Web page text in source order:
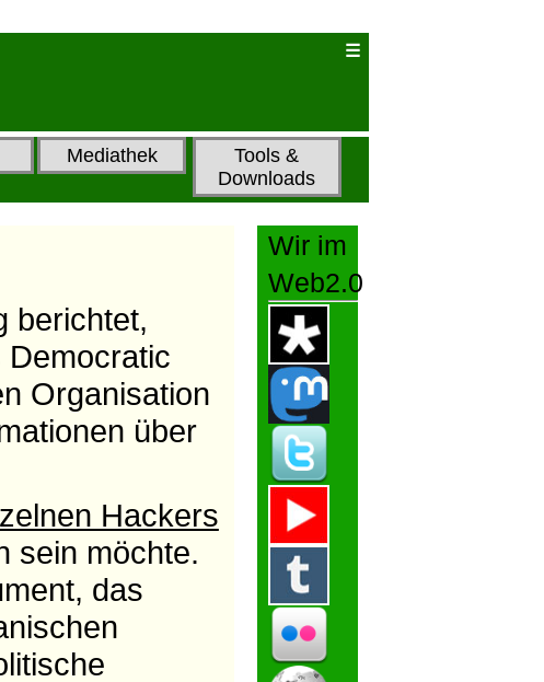
Mediathek
Tools &
Downloads
berichtet,
Organisation
über
Hackers
sein möchte.
das
Wir im
Web2.0